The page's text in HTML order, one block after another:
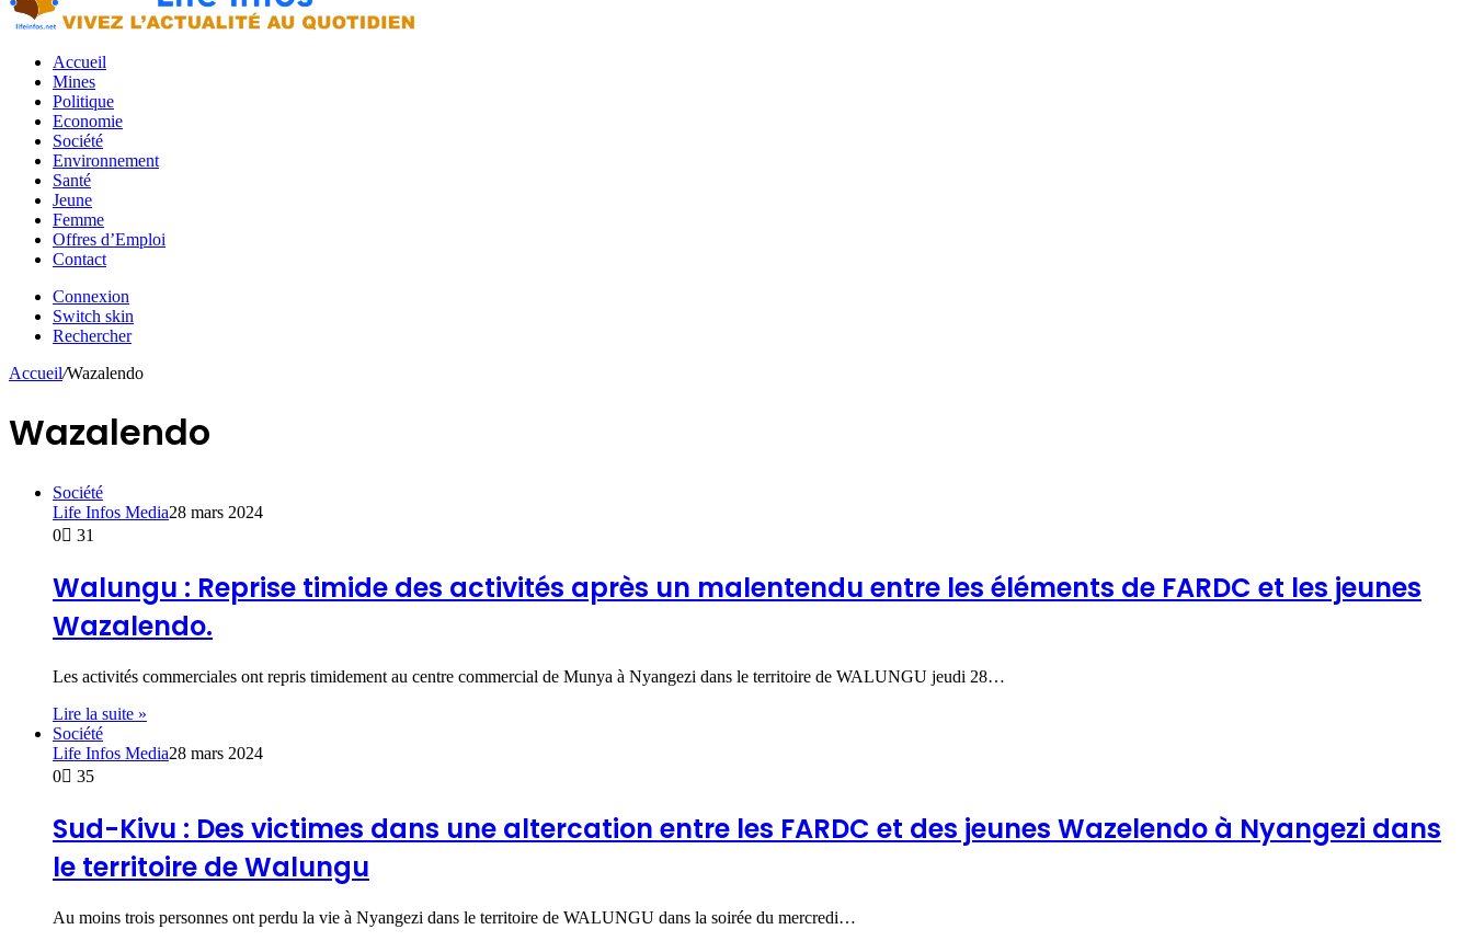
Accueil
Mines
Politique
Economie
Société
Environnement
Santé
Jeune
Femme
Offres d’Emploi
Contact
Connexion
Switch skin
Rechercher
Accueil/Wazalendo
Wazalendo
Société
Life Infos Media28 mars 2024
0
31
Walungu : Reprise timide des activités après un malentendu entre les éléments de FARDC et les jeunes
Wazalendo.
Les activités commerciales ont repris timidement au centre commercial de Munya à Nyangezi dans le territoire de WALUNGU jeudi 28…
Lire la suite »
Société
Life Infos Media28 mars 2024
0
35
Sud-Kivu : Des victimes dans une altercation entre les FARDC et des jeunes Wazelendo à Nyangezi dans
le territoire de Walungu
Au moins trois personnes ont perdu la vie à Nyangezi dans le territoire de WALUNGU dans la soirée du mercredi…